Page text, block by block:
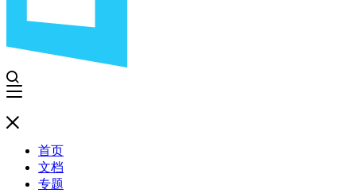
首页
文档
专题